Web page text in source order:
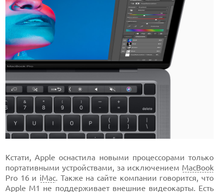
Кстати, Apple оснастила новыми процессорами только
портативными устройствами, за исключением MacBook
Pro 16 и iMac. Также на сайте компании говорится, что
Apple M1 не поддерживает внешние видеокарты. Есть